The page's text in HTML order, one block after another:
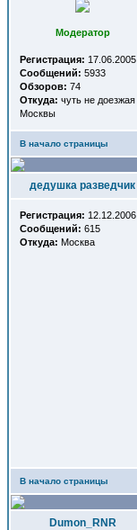
Модератор
Регистрация: 17.06.2005
Сообщений: 5933
Обзоров: 74
Откуда: чуть не доезжая
Москвы
В начало страницы
дедушка разведчик
Регистрация: 12.12.2006
Сообщений: 615
Откуда: Москва
В начало страницы
Dumon_RNR